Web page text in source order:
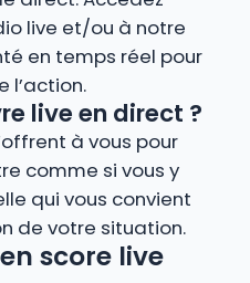
live et/ou à notre
en temps réel pour
l’action.
live en direct ?
à vous pour
comme si vous y
qui vous convient
de votre situation.
score live